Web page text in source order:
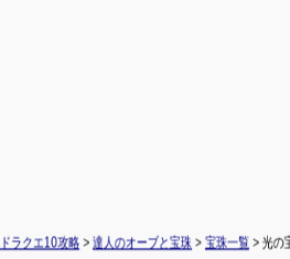
ドラクエ10攻略 > 達人のオーブと宝珠 > 宝珠一覧 > 光の